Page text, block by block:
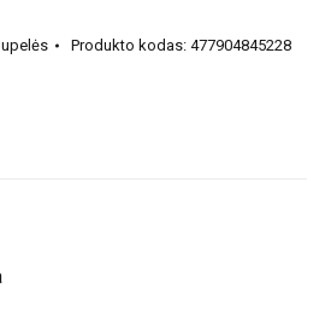
Produkto kodas: 477904845228